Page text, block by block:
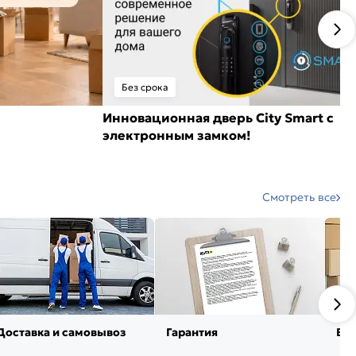
Без срока
Инновационная дверь City Smart с
электронным замком!
Смотреть все
и самовывоз Гарантия